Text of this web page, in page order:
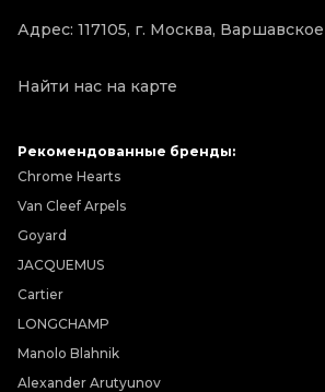
Адрес: 117105, г. Москва,
Найти нас на карте
Рекомендованные бренды:
Chrome Hearts
Van Cleef Arpels
Goyard
JACQUEMUS
Cartier
LONGCHAMP
Manolo Blahnik
Alexander Arutyunov